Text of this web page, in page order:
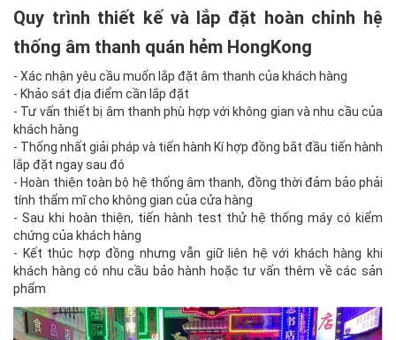
Quy trình thiết kế và lắp đặt hoàn chỉnh hệ
thống âm thanh quán hẻm HongKong
- Xác nhận yêu cầu muốn lắp đặt âm thanh của khách hàng
- Khảo sát địa điểm cần lắp đặt
- Tư vấn thiết bị âm thanh phù hợp với không gian và nhu cầu của
khách hàng
- Thống nhất giải pháp và tiến hành Kí hợp đồng bắt đầu tiến hành
lắp đặt ngay sau đó
- Hoàn thiện toàn bộ hệ thống âm thanh, đồng thời đảm bảo phải
tính thẩm mĩ cho không gian của cửa hàng
- Sau khi hoàn thiện, tiến hành test thử hệ thống máy có kiểm
chứng của khách hàng
- Kết thúc hợp đồng nhưng vẫn giữ liên hệ với khách hàng khi
khách hàng có nhu cầu bảo hành hoặc tư vấn thêm về các sản
phẩm